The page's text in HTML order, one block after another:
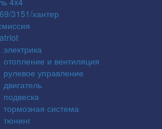
3151/хантер
электрика
отопление и вентиляция
рулевое управление
двигатель
подвеска
тормозная система
тюнинг